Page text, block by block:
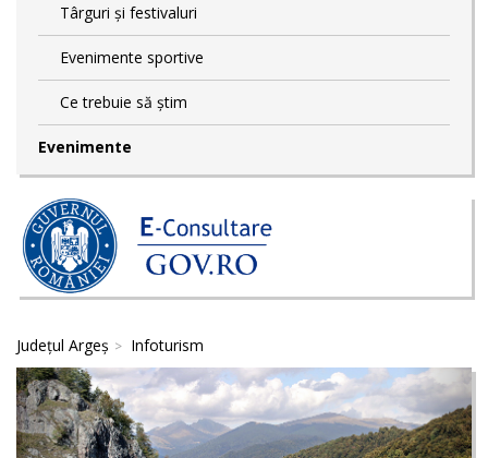
Târguri și festivaluri
Evenimente sportive
Ce trebuie să știm
Evenimente
Județul Argeș Infoturism